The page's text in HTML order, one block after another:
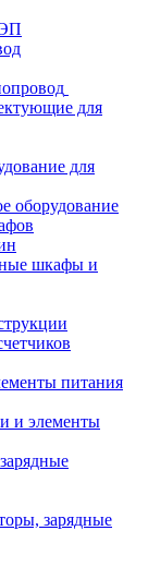
для
для
оборудование
шкафы и
питания
и элементы
зарядные